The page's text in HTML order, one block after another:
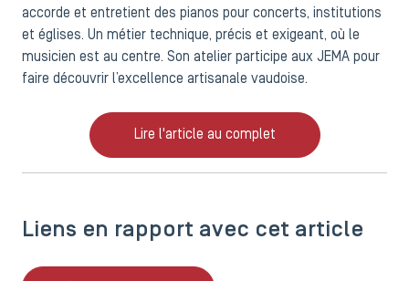
accorde et entretient des pianos pour concerts, institutions
et églises. Un métier technique, précis et exigeant, où le
musicien est au centre. Son atelier participe aux JEMA pour
faire découvrir l’excellence artisanale vaudoise.
Lire l'article au complet
Liens en rapport avec cet article